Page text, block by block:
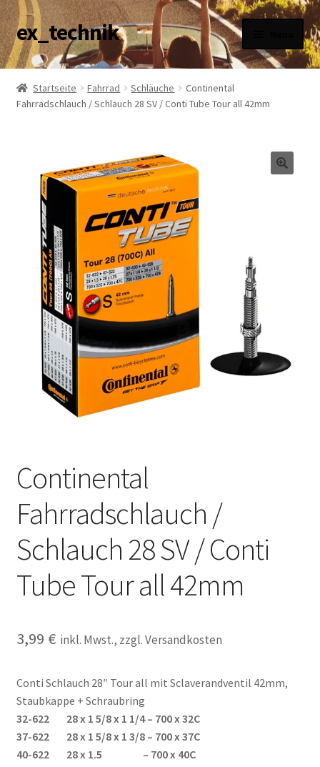
Zur
Navigation
springen
Zum
Inhalt
springen
ex_technik
AGB
Datenschutzerklärung
Impressum
Versandarten
Widerrufsbelehrung
Zahlungsarten
Kontakt
Startseite Fahrrad Schläuche
Continental
Fahrradschlauch / Schlauch 28 SV / Conti Tube Tour all 42mm
Continental
Fahrradschlauch /
Schlauch 28 SV / Conti
Tube Tour all 42mm
3,99 € inkl. Mwst., zzgl. Versandkosten
Conti Schlauch 28″ Tour all mit Sclaverandventil 42mm,
Staubkappe + Schraubring
32-622 28 x 1 5/8 x 1 1/4 – 700 x 32C
37-622 28 x 1 5/8 x 1 3/8 – 700 x 37C
40-622 28 x 1.5 – 700 x 40C